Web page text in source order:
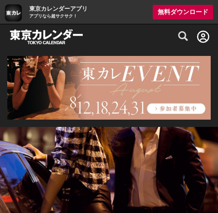
東京カレンダーアプリ
アプリなら超サクサク！
無料ダウンロード
グルメ情報・プレミアムレストラン予約